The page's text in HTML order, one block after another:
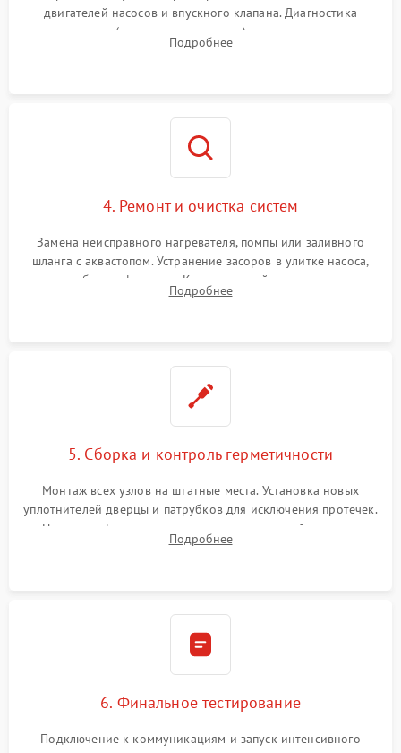
двигателей насосов и впускного клапана. Диагностика
прессостата (датчика уровня воды), датчика мутности,
концевика дверцы и электронного модуля управления.
Подробнее
4. Ремонт и очистка систем
Замена неисправного нагревателя, помпы или заливного
шланга с аквастопом. Устранение засоров в улитке насоса,
патрубках и фильтрах. Компонентный ремонт платы
управления, восстановление поврежденной проводки.
Подробнее
5. Сборка и контроль герметичности
Монтаж всех узлов на штатные места. Установка новых
уплотнителей дверцы и патрубков для исключения протечек.
Надежная фиксация хомутов гидравлической системы,
сборка корпуса и установка датчика поплавка.
Подробнее
6. Финальное тестирование
Подключение к коммуникациям и запуск интенсивного